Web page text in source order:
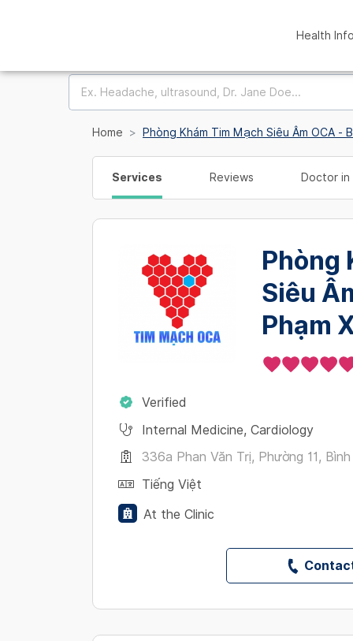
Health
Home Phòng Khám Tim Mạch Siêu Âm OCA -
Services Reviews Doctor in
Phòng
Siêu
Phạm
Verified
Internal Medicine, Cardiology
336a Phan Văn Trị, Phường 11,
Tiếng Việt
At the Clinic